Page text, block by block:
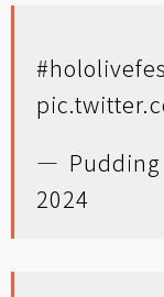
— Pudding
2024